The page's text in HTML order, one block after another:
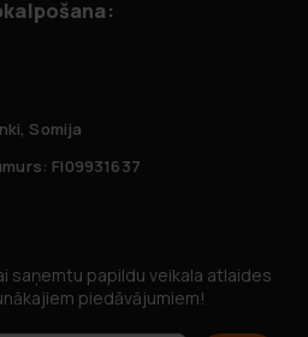
Somija
FI09931637
saņemtu papildu veikala atlaides
piedāvājumiem!